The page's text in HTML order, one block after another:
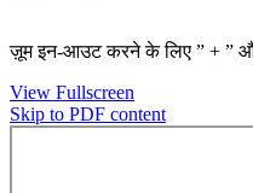
ज़ूम इन-आउट करने के लिए ” + ”
View Fullscreen
Skip to PDF content